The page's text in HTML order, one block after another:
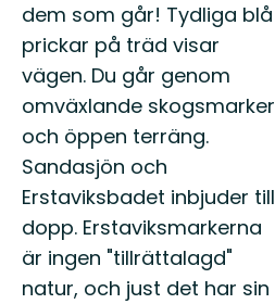
dem som går! Tydliga blå
prickar på träd visar
vägen. Du går genom
omväxlande skogsmarker
och öppen terräng.
Sandasjön och
Erstaviksbadet inbjuder till
dopp. Erstaviksmarkerna
är ingen "tillrättalagd"
natur, och just det har sin